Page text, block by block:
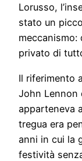
Lorusso,
stato un
meccanismo:
privato di
Il riferimento
John Lennon
apparteneva
tregua era
anni in cui la
festività